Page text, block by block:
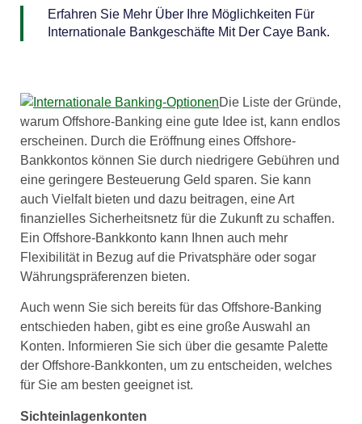
Erfahren Sie Mehr Über Ihre Möglichkeiten Für
Internationale Bankgeschäfte Mit Der Caye Bank.
Die Liste der Gründe,
warum Offshore-Banking eine gute Idee ist, kann endlos
erscheinen. Durch die Eröffnung eines Offshore-
Bankkontos können Sie durch niedrigere Gebühren und
eine geringere Besteuerung Geld sparen. Sie kann
auch Vielfalt bieten und dazu beitragen, eine Art
finanzielles Sicherheitsnetz für die Zukunft zu schaffen.
Ein Offshore-Bankkonto kann Ihnen auch mehr
Flexibilität in Bezug auf die Privatsphäre oder sogar
Währungspräferenzen bieten.
Auch wenn Sie sich bereits für das Offshore-Banking
entschieden haben, gibt es eine große Auswahl an
Konten. Informieren Sie sich über die gesamte Palette
der Offshore-Bankkonten, um zu entscheiden, welches
für Sie am besten geeignet ist.
Sichteinlagenkonten